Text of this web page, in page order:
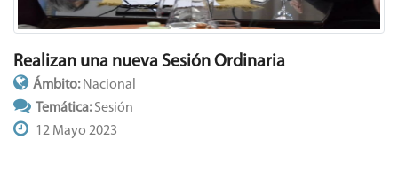
Realizan una nueva Sesión Ordinaria
Ámbito: Nacional
Temática:Sesión
12 Mayo 2023